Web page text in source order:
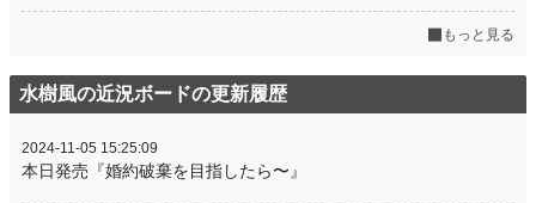
もっと見る
水樹風の近況ボードの更新履歴
2024-11-05 15:25:09
本日発売『婚約破棄を目指したら〜』